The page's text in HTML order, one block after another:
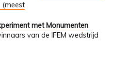
(meest
met Monumenten
van de IFEM wedstrijd